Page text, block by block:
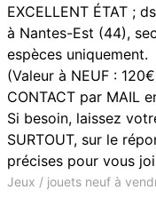
EXCELLENT ÉTAT ;
à Nantes-Est (44),
espèces uniquement.
(Valeur à NEUF :
CONTACT par MAIL
Si besoin, laissez
SURTOUT, sur le
précises pour vous
Jeux / jouets neuf à